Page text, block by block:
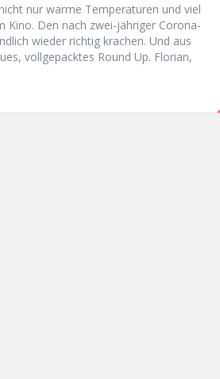
nur warme Temperaturen und viel
Kino. Den nach zwei-jähriger Corona-
wieder richtig krachen. Und aus
vollgepacktes Round Up. Florian,